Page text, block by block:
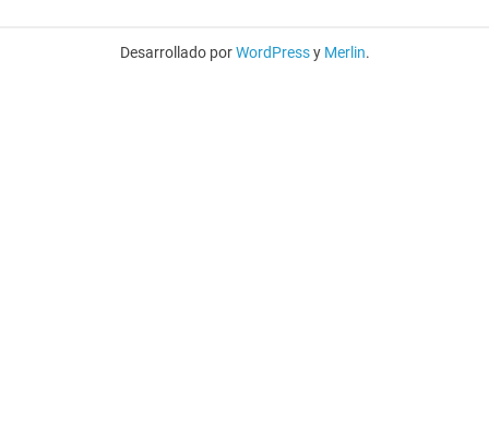
Desarrollado porWordPressy Merlin.